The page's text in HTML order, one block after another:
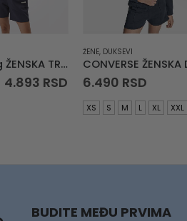
Björn Borg ŽENSKA TRENERKA Studio Oversized Cropped Sweatshirt
Original
4.893 RSD Current
4.893 RSD.
ŽENE, DUKSEVI
6.490 RSD
XS S M L XL XXL
BUDITE MEĐU PRVIMA